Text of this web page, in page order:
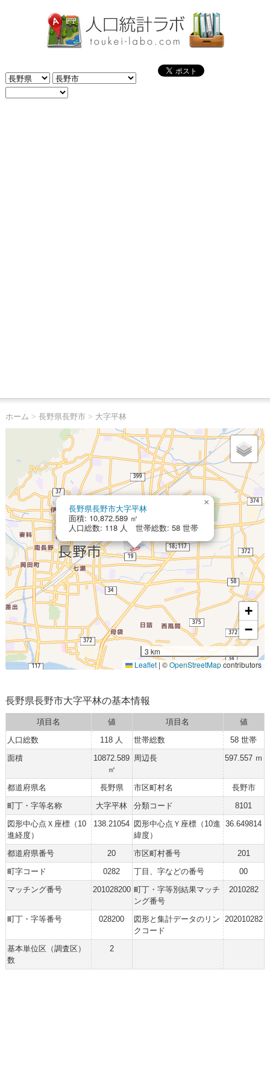
ホーム > 長野県長野市> 大字平林
長野県長野市大字平林
面積: 10,872.589 ㎡
人口総数: 118 人 世帯総数: 58 世帯
×
+
−
3 km
Leaflet | ©OpenStreetMapcontributors
長野県長野市大字平林の基本情報
項目名 値 項目名
値
人口総数
118 人 世帯総数
58 世帯
面積
10872.589
㎡
周辺長 597.557 ｍ
都道府県名 長野県 市区町村名
長野市
町丁・字等名称
大字平林 分類コード
8101
図形中心点Ｘ座標（10
進経度）
138.21054 図形中心点Ｙ座標（10進
緯度）
36.649814
都道府県番号 20 市区町村番号
201
町字コード
0282 丁目、字などの番号
00
マッチング番号
201028200 町丁・字等別結果マッチ
ング番号
2010282
町丁・字等番号 028200
図形と集計データのリン
クコード
202010282
基本単位区（調査区）
数
2